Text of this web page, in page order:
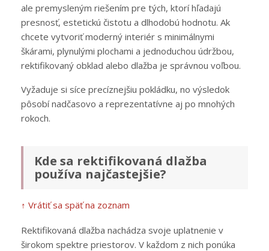
ale premysleným riešením pre tých, ktorí hľadajú
presnosť, estetickú čistotu a dlhodobú hodnotu. Ak
chcete vytvoriť moderný interiér s minimálnymi
škárami, plynulými plochami a jednoduchou údržbou,
rektifikovaný obklad alebo dlažba je správnou voľbou.
Vyžaduje si síce precíznejšiu pokládku, no výsledok
pôsobí nadčasovo a reprezentatívne aj po mnohých
rokoch.
Kde sa rektifikovaná dlažba
používa najčastejšie?
↑ Vrátiť sa späť na zoznam
Rektifikovaná dlažba nachádza svoje uplatnenie v
širokom spektre priestorov. V každom z nich ponúka